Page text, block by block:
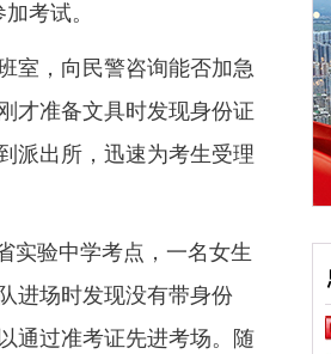
考试。
，向民警咨询能否加急
才准备文具时发现身份证
派出所，迅速为考生受理
验中学考点，一名女生
进场时发现没有带身份
通过准考证先进考场。随